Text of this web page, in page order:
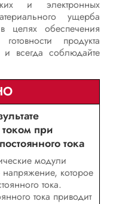
и электронных
ущерба
целях обеспечения
продукта
и всегда соблюдайте
при
тока
модули
напряжение, которое
тока.
тока приводит
получении